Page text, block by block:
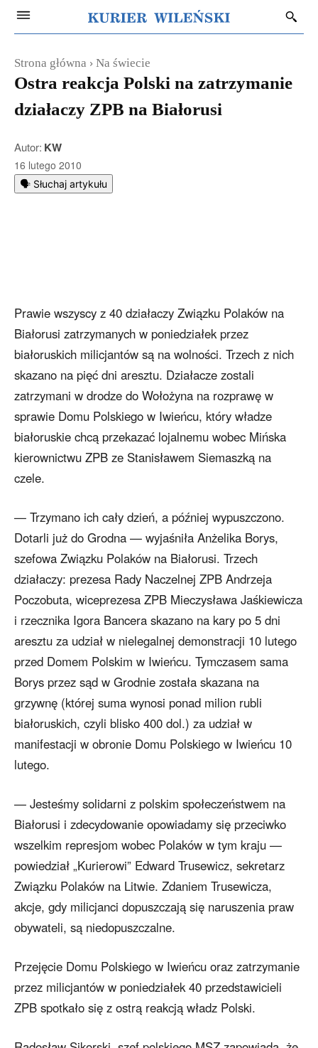
Strona główna Na świecie
Ostra reakcja Polski na zatrzymanie
działaczy ZPB na Białorusi
Autor: KW
16 lutego 2010
🗣️ Słuchaj artykułu
Prawie wszyscy z 40 działaczy Związku Polaków na
Białorusi zatrzymanych w poniedziałek przez
białoruskich milicjantów są na wolności. Trzech z nich
skazano na pięć dni aresztu. Działacze zostali
zatrzymani w drodze do Wołożyna na rozprawę w
sprawie Domu Polskiego w Iwieńcu, który władze
białoruskie chcą przekazać lojalnemu wobec Mińska
kierownictwu ZPB ze Stanisławem Siemaszką na
czele.
— Trzymano ich cały dzień, a później wypuszczono.
Dotarli już do Grodna — wyjaśniła Anżelika Borys,
szefowa Związku Polaków na Białorusi. Trzech
działaczy: prezesa Rady Naczelnej ZPB Andrzeja
Poczobuta, wiceprezesa ZPB Mieczysława Jaśkiewicza
i rzecznika Igora Bancera skazano na kary po 5 dni
aresztu za udział w nielegalnej demonstracji 10 lutego
przed Domem Polskim w Iwieńcu. Tymczasem sama
Borys przez sąd w Grodnie została skazana na
grzywnę (której suma wynosi ponad milion rubli
białoruskich, czyli blisko 400 dol.) za udział w
manifestacji w obronie Domu Polskiego w Iwieńcu 10
lutego.
— Jesteśmy solidarni z polskim społeczeństwem na
Białorusi i zdecydowanie opowiadamy się przeciwko
wszelkim represjom wobec Polaków w tym kraju —
powiedział „Kurierowi” Edward Trusewicz, sekretarz
Związku Polaków na Litwie. Zdaniem Trusewicza,
akcje, gdy milicjanci dopuszczają się naruszenia praw
obywateli, są niedopuszczalne.
Przejęcie Domu Polskiego w Iwieńcu oraz zatrzymanie
przez milicjantów w poniedziałek 40 przedstawicieli
ZPB spotkało się z ostrą reakcją władz Polski.